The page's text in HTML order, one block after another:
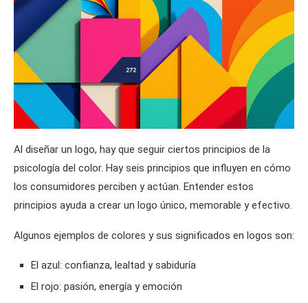
Al diseñar un logo, hay que seguir ciertos principios de la
psicología del color. Hay seis principios que influyen en cómo
los consumidores perciben y actúan. Entender estos
principios ayuda a crear un logo único, memorable y efectivo.
Algunos ejemplos de colores y sus significados en logos son:
El azul: confianza, lealtad y sabiduría
El rojo: pasión, energía y emoción